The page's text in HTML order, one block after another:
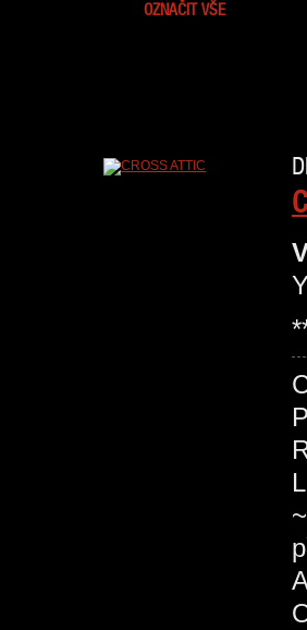
OZNAČIT VŠE